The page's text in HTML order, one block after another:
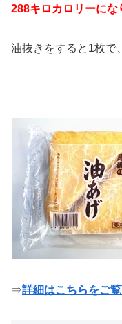
288キロカロリーにな
油抜きをすると1枚で
⇒詳細はこちらをご覧